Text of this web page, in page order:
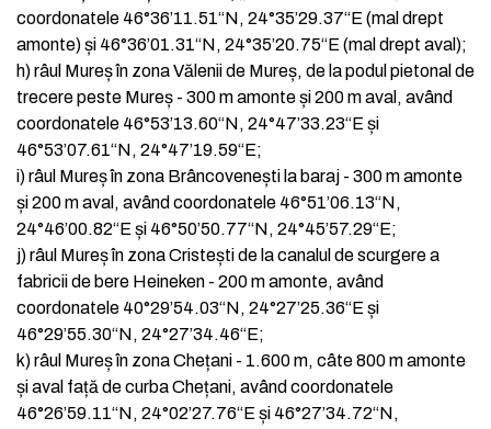
coordonatele 46°36’11.51“N, 24°35’29.37“E (mal drept
amonte) și 46°36’01.31“N, 24°35’20.75“E (mal drept aval);
h)râul Mureș în zona Vălenii de Mureș, de la podul pietonal de
trecere peste Mureș - 300 m amonte și 200 m aval, având
coordonatele 46°53’13.60“N, 24°47’33.23“E și
46°53’07.61“N, 24°47’19.59“E;
i)râul Mureș în zona Brâncovenești la baraj - 300 m amonte
și 200 m aval, având coordonatele 46°51’06.13“N,
24°46’00.82“E și 46°50’50.77“N, 24°45’57.29“E;
j)râul Mureș în zona Cristești de la canalul de scurgere a
fabricii de bere Heineken - 200 m amonte, având
coordonatele 40°29’54.03“N, 24°27’25.36“E și
46°29’55.30“N, 24°27’34.46“E;
k)râul Mureș în zona Chețani - 1.600 m, câte 800 m amonte
și aval față de curba Chețani, având coordonatele
46°26’59.11“N, 24°02’27.76“E și 46°27’34.72“N,